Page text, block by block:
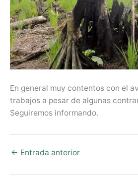
En general muy contentos con el
trabajos a pesar de algunas
Seguiremos informando.
← Entrada anterior